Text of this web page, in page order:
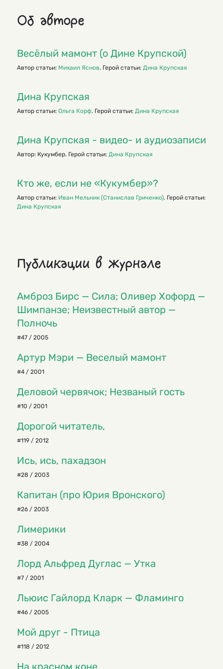
Об авторе
Весёлый мамонт (о Дине Крупской)
Автор статьи: Михаил Яснов. Герой статьи: Дина Крупская
Дина Крупская
Автор статьи: Ольга Корф. Герой статьи: Дина Крупская
Дина Крупская - видео- и аудиозаписи
Автор: Кукумбер. Герой статьи: Дина Крупская
Кто же, если не «Кукумбер»?
Автор статьи: Иван Мельник (Станислав Гриченко). Герой статьи:
Дина Крупская
Публикации в журнале
Амброз Бирс — Сила; Оливер Хофорд —
Шимпанзе; Неизвестный автор —
Полночь
#47 / 2005
Артур Мэри — Веселый мамонт
#4 / 2001
Деловой червячок; Незваный гость
#10 / 2001
Дорогой читатель,
#119 / 2012
Ись, ись, пахадзон
#28 / 2003
Капитан (про Юрия Вронского)
#26 / 2003
Лимерики
#38 / 2004
Лорд Альфред Дуглас — Утка
#7 / 2001
Льюис Гайлорд Кларк — Фламинго
#46 / 2005
Мой друг - Птица
#118 / 2012